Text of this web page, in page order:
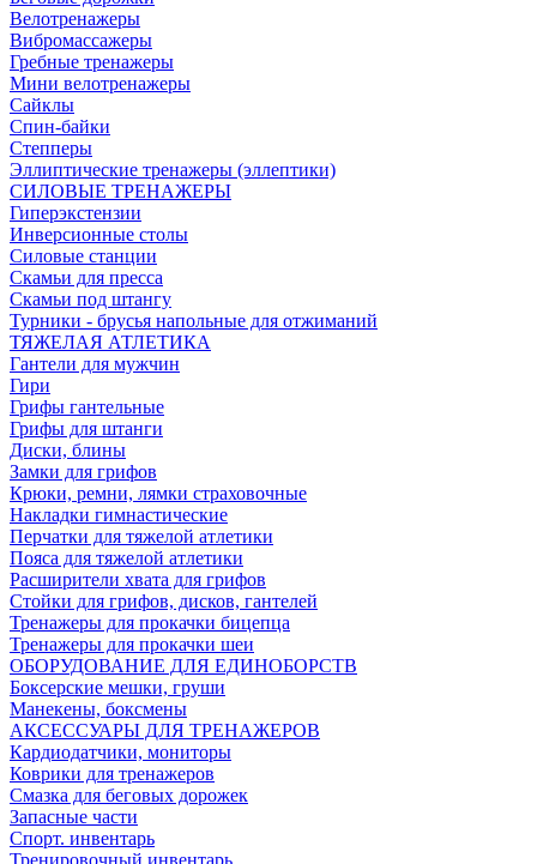
Велотренажеры
Вибромассажеры
Гребные тренажеры
Мини велотренажеры
Сайклы
Спин-байки
Степперы
Эллиптические тренажеры (эллептики)
СИЛОВЫЕ ТРЕНАЖЕРЫ
Гиперэкстензии
Инверсионные столы
Силовые станции
Скамьи для пресса
Скамьи под штангу
Турники - брусья напольные для отжиманий
ТЯЖЕЛАЯ АТЛЕТИКА
Гантели для мужчин
Гири
Грифы гантельные
Грифы для штанги
Диски, блины
Замки для грифов
Крюки, ремни, лямки страховочные
Накладки гимнастические
Перчатки для тяжелой атлетики
Пояса для тяжелой атлетики
Расширители хвата для грифов
Стойки для грифов, дисков, гантелей
Тренажеры для прокачки бицепца
Тренажеры для прокачки шеи
ОБОРУДОВАНИЕ ДЛЯ ЕДИНОБОРСТВ
Боксерские мешки, груши
Манекены, боксмены
АКСЕССУАРЫ ДЛЯ ТРЕНАЖЕРОВ
Кардиодатчики, мониторы
Коврики для тренажеров
Смазка для беговых дорожек
Запасные части
Спорт. инвентарь
Тренировочный инвентарь